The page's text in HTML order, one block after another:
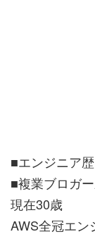
■エンジニア
■複業ブロガ
現在30歳
AWS全冠エン